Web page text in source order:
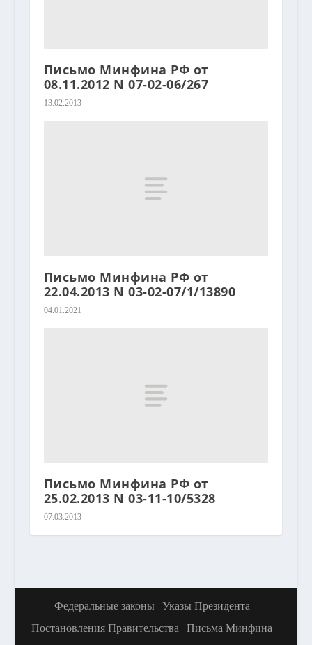
Письмо Минфина РФ от
08.11.2012 N 07-02-06/267
13.02.2013
Письмо Минфина РФ от
22.04.2013 N 03-02-07/1/13890
04.01.2021
Письмо Минфина РФ от
25.02.2013 N 03-11-10/5328
07.03.2013
Федеральные законы
Указы Президента
Постановления Правительства
Письма Минфина